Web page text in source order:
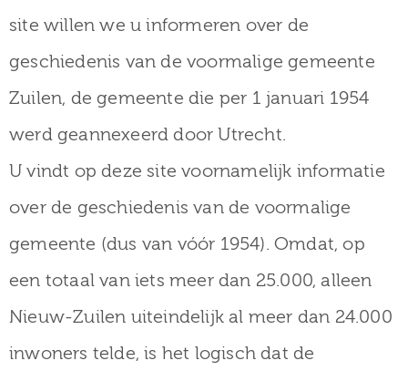
Over het
museum
Activiteiten
Verhalen
over
Zuilen
site willen we u informeren over de
geschiedenis van de voormalige gemeente
Zuilen, de gemeente die per 1 januari 1954
werd geannexeerd door Utrecht.
U vindt op deze site voornamelijk informatie
over de geschiedenis van de voormalige
gemeente (dus van vóór 1954). Omdat, op
een totaal van iets meer dan 25.000, alleen
Nieuw-Zuilen uiteindelijk al meer dan 24.000
inwoners telde, is het logisch dat de